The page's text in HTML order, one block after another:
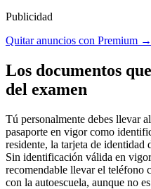
Publicidad
Quitar anuncios con Premium →
Los documentos
del examen
Tú personalmente debes llevar
pasaporte en vigor como
residente, la tarjeta de identidad
Sin identificación válida en
recomendable llevar el teléfono
con la autoescuela, aunque no